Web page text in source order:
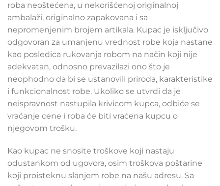
roba neoštećena, u nekorišćenoj originalnoj
ambalaži, originalno zapakovana i sa
nepromenjenim brojem artikala. Kupac je isključivo
odgovoran za umanjenu vrednost robe koja nastane
kao posledica rukovanja robom na način koji nije
adekvatan, odnosno prevazilazi ono što je
neophodno da bi se ustanovili priroda, karakteristike
i funkcionalnost robe. Ukoliko se utvrdi da je
neispravnost nastupila krivicom kupca, odbiće se
vraćanje cene i roba će biti vraćena kupcu o
njegovom trošku.
Kao kupac ne snosite troškove koji nastaju
odustankom od ugovora, osim troškova poštarine
koji proisteknu slanjem robe na našu adresu. Sa